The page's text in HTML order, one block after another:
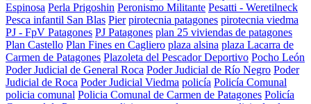
Espinosa Perla Prigoshin Peronismo Militante Pesatti - Weretilneck
Pesca infantil San Blas Pier pirotecnia patagones pirotecnia viedma
PJ - FpV Patagones PJ Patagones plan 25 viviendas de patagones
Plan Castello Plan Fines en Cagliero plaza alsina plaza Lacarra de
Carmen de Patagones Plazoleta del Pescador Deportivo Pocho León
Poder Judicial de General Roca Poder Judicial de Río Negro Poder
Judicial de Roca Poder Judicial Viedma policía Policía Comunal
policia comunal Policia Comunal de Carmen de Patagones Policía